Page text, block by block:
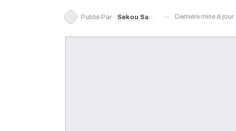
Publié Par : Sekou Sanoh Dernière mise à jour